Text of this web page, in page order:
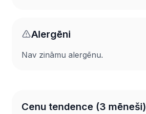
Alergēni
Nav zināmu alergēnu.
Cenu tendence (3 mēneši)